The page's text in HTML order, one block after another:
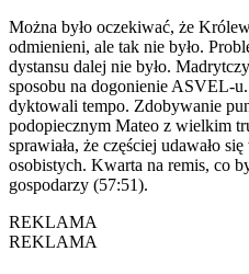
Można było oczekiwać, że
odmienieni, ale tak nie było.
dystansu dalej nie było.
sposobu na dogonienie ASVEL-
dyktowali tempo. Zdobywanie
podopiecznym Mateo z wielkim
sprawiała, że częściej udawało
osobistych. Kwarta na remis, co
gospodarzy (57:51).
REKLAMA
REKLAMA